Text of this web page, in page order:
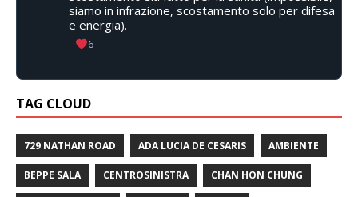
siamo in infrazione, scostamento solo per difesa
e energia).
6
TAG CLOUD
729 NATHAN ROAD ADA LUCIA DE CESARIS AMBIENTE
BEPPE SALA CENTROSINISTRA CHAN HON CHUNG